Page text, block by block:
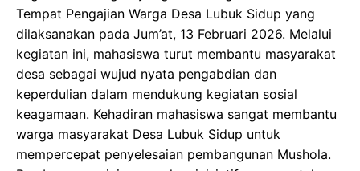
Tempat Pengajian Warga Desa Lubuk Sidup yang
dilaksanakan pada Jum’at, 13 Februari 2026. Melalui
kegiatan ini, mahasiswa turut membantu masyarakat
desa sebagai wujud nyata pengabdian dan
keperdulian dalam mendukung kegiatan sosial
keagamaan. Kehadiran mahasiswa sangat membantu
warga masyarakat Desa Lubuk Sidup untuk
mempercepat penyelesaian pembangunan Mushola.